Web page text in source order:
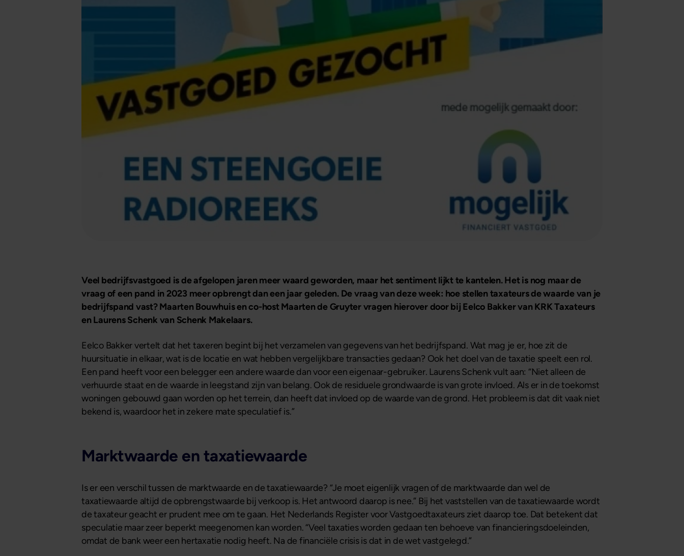
Veel bedrijfsvastgoed is de afgelopen jaren meer waard geworden, maar het sentiment lijkt te kantelen. Het is nog maar de
vraag of een pand in 2023 meer opbrengt dan een jaar geleden. De vraag van deze week: hoe stellen taxateurs de waarde van je
bedrijfspand vast? Maarten Bouwhuis en co-host Maarten de Gruyter vragen hierover door bij Eelco Bakker van KRK Taxateurs
en Laurens Schenk van Schenk Makelaars.
Eelco Bakker vertelt dat het taxeren begint bij het verzamelen van gegevens van het bedrijfspand. Wat mag je er, hoe zit de
huursituatie in elkaar, wat is de locatie en wat hebben vergelijkbare transacties gedaan? Ook het doel van de taxatie speelt een rol.
Een pand heeft voor een belegger een andere waarde dan voor een eigenaar-gebruiker. Laurens Schenk vult aan: “Niet alleen de
verhuurde staat en de waarde in leegstand zijn van belang. Ook de residuele grondwaarde is van grote invloed. Als er in de toekomst
woningen gebouwd gaan worden op het terrein, dan heeft dat invloed op de waarde van de grond. Het probleem is dat dit vaak niet
bekend is, waardoor het in zekere mate speculatief is.”
Marktwaarde en taxatiewaarde
Is er een verschil tussen de marktwaarde en de taxatiewaarde? “Je moet eigenlijk vragen of de marktwaarde dan wel de
taxatiewaarde altijd de opbrengstwaarde bij verkoop is. Het antwoord daarop is nee.” Bij het vaststellen van de taxatiewaarde wordt
de taxateur geacht er prudent mee om te gaan. Het Nederlands Register voor Vastgoedtaxateurs ziet daarop toe. Dat betekent dat
speculatie maar zeer beperkt meegenomen kan worden. “Veel taxaties worden gedaan ten behoeve van financieringsdoeleinden,
omdat de bank weer een hertaxatie nodig heeft. Na de financiële crisis is dat in de wet vastgelegd.”